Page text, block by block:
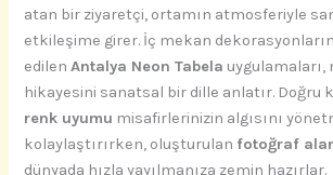
atan bir ziyaretçi, ortamın atmosferiyle
etkileşime girer. İç mekan
edilenAntalya Neon Tabela uygulamaları,
hikayesini sanatsal bir dille anlatır. Doğru
renk uyumu misafirlerinizin algısını
kolaylaştırırken, oluşturulan fotoğraf
dünyada hızla yayılmanıza zemin hazırlar.